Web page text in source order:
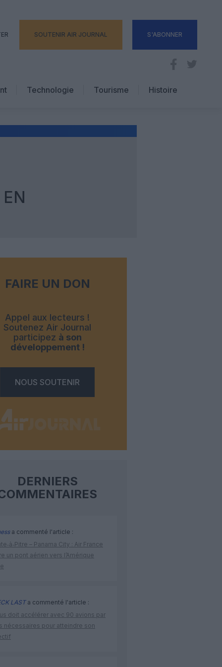
SOUTENIR AIR JOURNAL S'ABONNER
Technologie
Tourisme
Hôtellerie
Histoire
FAIRE UN DON
Appel aux lecteurs !
Soutenez Air Journal
participez à son
développement !
NOUS SOUTENIR
DERNIERS
a commenté l'article :
– Panama City : Air France
un pont aérien vers l’Amérique
LASTa commenté l'article :
doit accélérer avec 90 avions par
nécessaires pour atteindre son